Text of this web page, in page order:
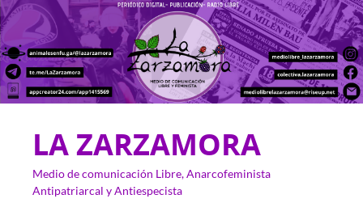
LA ZARZAMORA
Medio de comunicación Libre, Anarcofeminista
Antipatriarcal y Antiespecista